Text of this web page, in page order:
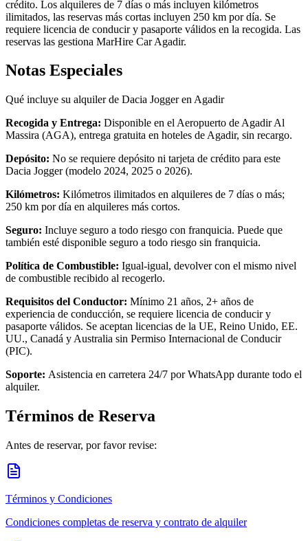
crédito. Los alquileres de 7 días o más incluyen kilómetros
ilimitados, las reservas más cortas incluyen 250 km por día. Se
requiere licencia de conducir y pasaporte válidos en la recogida. Las
reservas las gestiona MarHire Car Agadir.
Notas Especiales
Qué incluye su alquiler de Dacia Jogger en Agadir
Recogida y Entrega: Disponible en el Aeropuerto de Agadir Al
Massira (AGA), entrega gratuita en hoteles de Agadir, sin recargo.
Depósito: No se requiere depósito ni tarjeta de crédito para este
Dacia Jogger (modelo 2024, 2025 o 2026).
Kilómetros: Kilómetros ilimitados en alquileres de 7 días o más;
250 km por día en alquileres más cortos.
Seguro: Incluye seguro a todo riesgo con franquicia. Puede que
también esté disponible seguro a todo riesgo sin franquicia.
Política de Combustible: Igual-igual, devolver con el mismo nivel
de combustible recibido al recogerlo.
Requisitos del Conductor: Mínimo 21 años, 2+ años de
experiencia de conducción, se requiere licencia de conducir y
pasaporte válidos. Se aceptan licencias de la UE, Reino Unido, EE.
UU., Canadá y Australia sin Permiso Internacional de Conducir
(PIC).
Soporte: Asistencia en carretera 24/7 por WhatsApp durante todo el
alquiler.
Términos de Reserva
Antes de reservar, por favor revise:
Términos y Condiciones
Condiciones completas de reserva y contrato de alquiler